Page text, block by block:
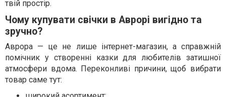
твій простір.
Чому купувати свічки в Аврорі вигідно та
зручно?
Аврора — це не лише інтернет-магазин, а справжній
помічник у створенні казки для любителів затишної
атмосфери вдома. Переконливі причини, щоб вибрати
товар саме тут: